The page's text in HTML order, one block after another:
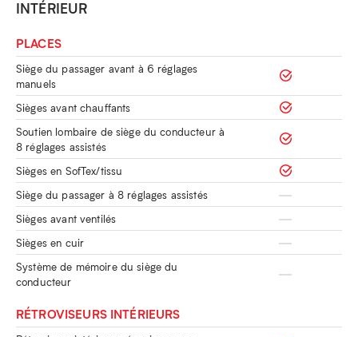
INTÉRIEUR
PLACES
Siège du passager avant à 6 réglages
manuels
Sièges avant chauffants
Soutien lombaire de siège du conducteur à
8 réglages assistés
Sièges en SofTex/tissu
Siège du passager à 8 réglages assistés
Sièges avant ventilés
Sièges en cuir
Système de mémoire du siège du
conducteur
RÉTROVISEURS INTÉRIEURS